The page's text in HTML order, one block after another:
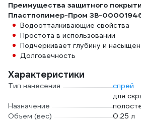
Преимущества защитного
Пластполимер-Пром ЗВ-
Водоотталкивающие свойства
Простота в использовании
Подчеркивает глубину и
Долговечность
Характеристики
Тип нанесения спрей
Назначение
для
Объем (вес)
0.25 л